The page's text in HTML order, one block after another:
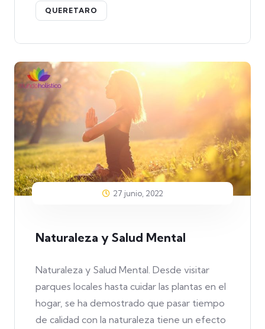
QUERETARO
27 junio, 2022
Naturaleza y Salud Mental
Naturaleza y Salud Mental. Desde visitar
parques locales hasta cuidar las plantas en el
hogar, se ha demostrado que pasar tiempo
de calidad con la naturaleza tiene un efecto